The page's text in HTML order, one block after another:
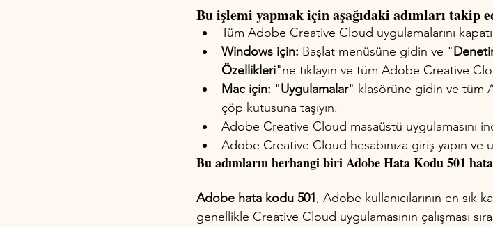
Bu işlemi yapmak için aşağıdaki adımları takip
Tüm Adobe Creative Cloud uygulamalarını
Windows için: Başlat menüsüne gidin ve "
Özellikleri"ne tıklayın ve tüm Adobe Creative
Mac için: "Uygulamalar" klasörüne gidin ve tüm
çöp kutusuna taşıyın.
Adobe Creative Cloud masaüstü uygulamasını
Adobe Creative Cloud hesabınıza giriş yapın ve
Bu adımların herhangi biri Adobe Hata Kodu 501
Adobe hata kodu 501, Adobe kullanıcılarının en sık
genellikle Creative Cloud uygulamasının çalışması